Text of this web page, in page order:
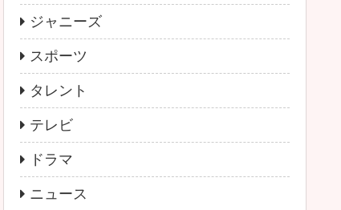
ジャニーズ
スポーツ
タレント
テレビ
ドラマ
ニュース